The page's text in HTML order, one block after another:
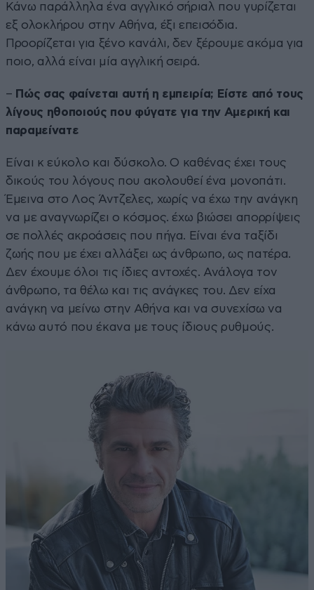
Κάνω παράλληλα ένα αγγλικό σήριαλ που γυρίζεται
εξ ολοκλήρου στην Αθήνα, έξι επεισόδια.
Προορίζεται για ξένο κανάλι, δεν ξέρουμε ακόμα για
ποιο, αλλά είναι μία αγγλική σειρά.
– Πώς σας φαίνεται αυτή η εμπειρία; Είστε από τους
λίγους ηθοποιούς που φύγατε για την Αμερική και
παραμείνατε
Είναι κ εύκολο και δύσκολο. Ο καθένας έχει τους
δικούς του λόγους που ακολουθεί ένα μονοπάτι.
Έμεινα στο Λος Άντζελες, χωρίς να έχω την ανάγκη
να με αναγνωρίζει ο κόσμος. έχω βιώσει απορρίψεις
σε πολλές ακροάσεις που πήγα. Είναι ένα ταξίδι
ζωής που με έχει αλλάξει ως άνθρωπο, ως πατέρα.
Δεν έχουμε όλοι τις ίδιες αντοχές. Ανάλογα τον
άνθρωπο, τα θέλω και τις ανάγκες του. Δεν είχα
ανάγκη να μείνω στην Αθήνα και να συνεχίσω να
κάνω αυτό που έκανα με τους ίδιους ρυθμούς.